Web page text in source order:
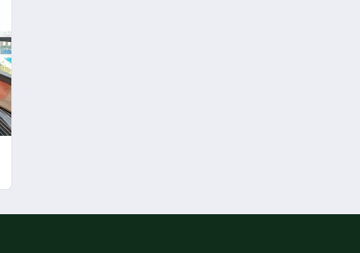
modern yaşam alanlarında